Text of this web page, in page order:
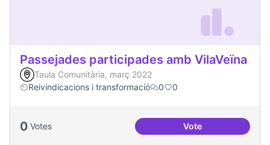
Passejades participades amb VilaVeïna
Taula Comunitària, març 2022
Reivindicacions i transformació
0 0
0 Votes VotePassejades